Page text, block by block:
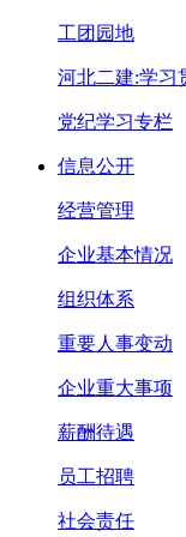
工团园地
河北二建:学习
党纪学习专栏
信息公开
经营管理
企业基本情况
组织体系
重要人事变动
企业重大事项
薪酬待遇
员工招聘
社会责任